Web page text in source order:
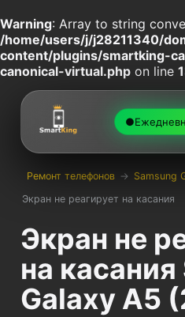
Warning: Array to string
/home/users/j/j28211340/
content/plugins/smartking-
canonical-virtual.php on line
●
Ремонт телефонов → Samsung
Экран не реагирует на касания
Экран не
на
Galaxy A5